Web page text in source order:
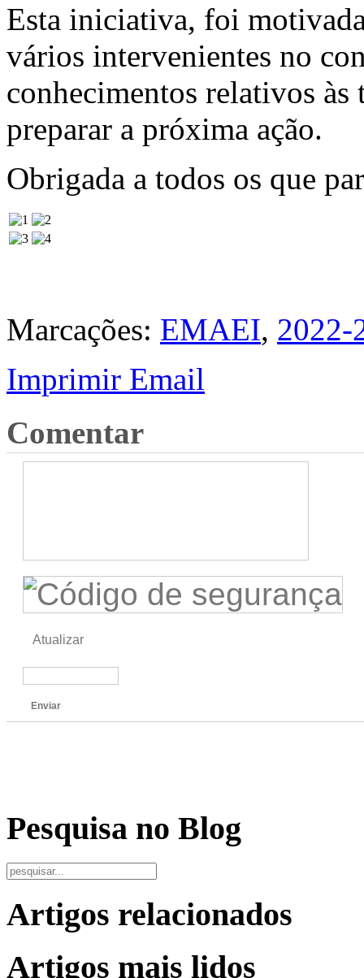
Esta iniciativa, foi
vários intervenientes no
conhecimentos relativos às
preparar a próxima ação.
Obrigada a todos os que
Marcações: EMAEI, 2022-
Imprimir Email
Comentar
Atualizar
Enviar
Pesquisa no Blog
Artigos relacionados
Artigos mais lidos